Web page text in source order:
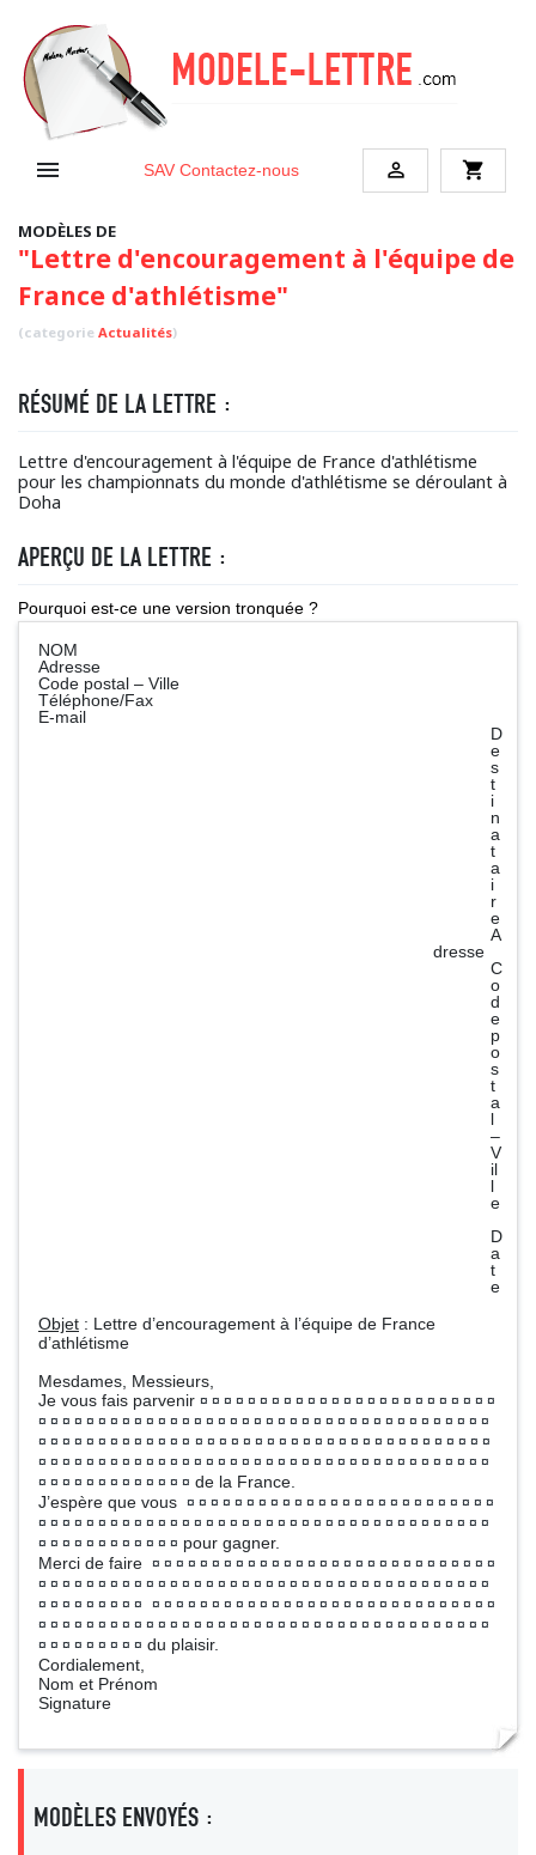
 SAV Contactez-nous  shopping_cart
MODÈLES DE
"Lettre d'encouragement à l'équipe de
France d'athlétisme"
(categorie Actualités)
RÉSUMÉ DE LA LETTRE :
Lettre d'encouragement à l'équipe de France d'athlétisme
pour les championnats du monde d'athlétisme se déroulant à
Doha
APERÇU DE LA LETTRE :
Pourquoi est-ce une version tronquée ?
NOM
Adresse
Code postal – Ville
Téléphone/Fax
E-mail
D
e
s
t
i
n
a
t
a
i
r
e
A
dresse
C
o
d
e
p
o
s
t
a
l
–
V
il
l
e
D
a
t
e
Objet : Lettre d’encouragement à l’équipe de France
d’athlétisme
Mesdames, Messieurs,
Je vous fais parvenir ¤ ¤ ¤ ¤ ¤ ¤ ¤ ¤ ¤ ¤ ¤ ¤ ¤ ¤ ¤ ¤ ¤ ¤ ¤ ¤ ¤ ¤ ¤ ¤ ¤
¤ ¤ ¤ ¤ ¤ ¤ ¤ ¤ ¤ ¤ ¤ ¤ ¤ ¤ ¤ ¤ ¤ ¤ ¤ ¤ ¤ ¤ ¤ ¤ ¤ ¤ ¤ ¤ ¤ ¤ ¤ ¤ ¤ ¤ ¤ ¤ ¤ ¤
¤ ¤ ¤ ¤ ¤ ¤ ¤ ¤ ¤ ¤ ¤ ¤ ¤ ¤ ¤ ¤ ¤ ¤ ¤ ¤ ¤ ¤ ¤ ¤ ¤ ¤ ¤ ¤ ¤ ¤ ¤ ¤ ¤ ¤ ¤ ¤ ¤ ¤
¤ ¤ ¤ ¤ ¤ ¤ ¤ ¤ ¤ ¤ ¤ ¤ ¤ ¤ ¤ ¤ ¤ ¤ ¤ ¤ ¤ ¤ ¤ ¤ ¤ ¤ ¤ ¤ ¤ ¤ ¤ ¤ ¤ ¤ ¤ ¤ ¤ ¤
¤ ¤ ¤ ¤ ¤ ¤ ¤ ¤ ¤ ¤ ¤ ¤ ¤ de la France.
J’espère que vous ¤ ¤ ¤ ¤ ¤ ¤ ¤ ¤ ¤ ¤ ¤ ¤ ¤ ¤ ¤ ¤ ¤ ¤ ¤ ¤ ¤ ¤ ¤ ¤ ¤ ¤
¤ ¤ ¤ ¤ ¤ ¤ ¤ ¤ ¤ ¤ ¤ ¤ ¤ ¤ ¤ ¤ ¤ ¤ ¤ ¤ ¤ ¤ ¤ ¤ ¤ ¤ ¤ ¤ ¤ ¤ ¤ ¤ ¤ ¤ ¤ ¤ ¤ ¤
¤ ¤ ¤ ¤ ¤ ¤ ¤ ¤ ¤ ¤ ¤ ¤ pour gagner.
Merci de faire ¤ ¤ ¤ ¤ ¤ ¤ ¤ ¤ ¤ ¤ ¤ ¤ ¤ ¤ ¤ ¤ ¤ ¤ ¤ ¤ ¤ ¤ ¤ ¤ ¤ ¤ ¤ ¤ ¤
¤ ¤ ¤ ¤ ¤ ¤ ¤ ¤ ¤ ¤ ¤ ¤ ¤ ¤ ¤ ¤ ¤ ¤ ¤ ¤ ¤ ¤ ¤ ¤ ¤ ¤ ¤ ¤ ¤ ¤ ¤ ¤ ¤ ¤ ¤ ¤ ¤ ¤
¤ ¤ ¤ ¤ ¤ ¤ ¤ ¤ ¤
¤ ¤ ¤ ¤ ¤ ¤ ¤ ¤ ¤ ¤ ¤ ¤ ¤ ¤ ¤ ¤ ¤ ¤ ¤ ¤ ¤ ¤ ¤ ¤ ¤ ¤ ¤ ¤ ¤
¤ ¤ ¤ ¤ ¤ ¤ ¤ ¤ ¤ ¤ ¤ ¤ ¤ ¤ ¤ ¤ ¤ ¤ ¤ ¤ ¤ ¤ ¤ ¤ ¤ ¤ ¤ ¤ ¤ ¤ ¤ ¤ ¤ ¤ ¤ ¤ ¤ ¤
¤ ¤ ¤ ¤ ¤ ¤ ¤ ¤ ¤ du plaisir.
Cordialement,
Nom et Prénom
Signature
MODÈLES ENVOYÉS :